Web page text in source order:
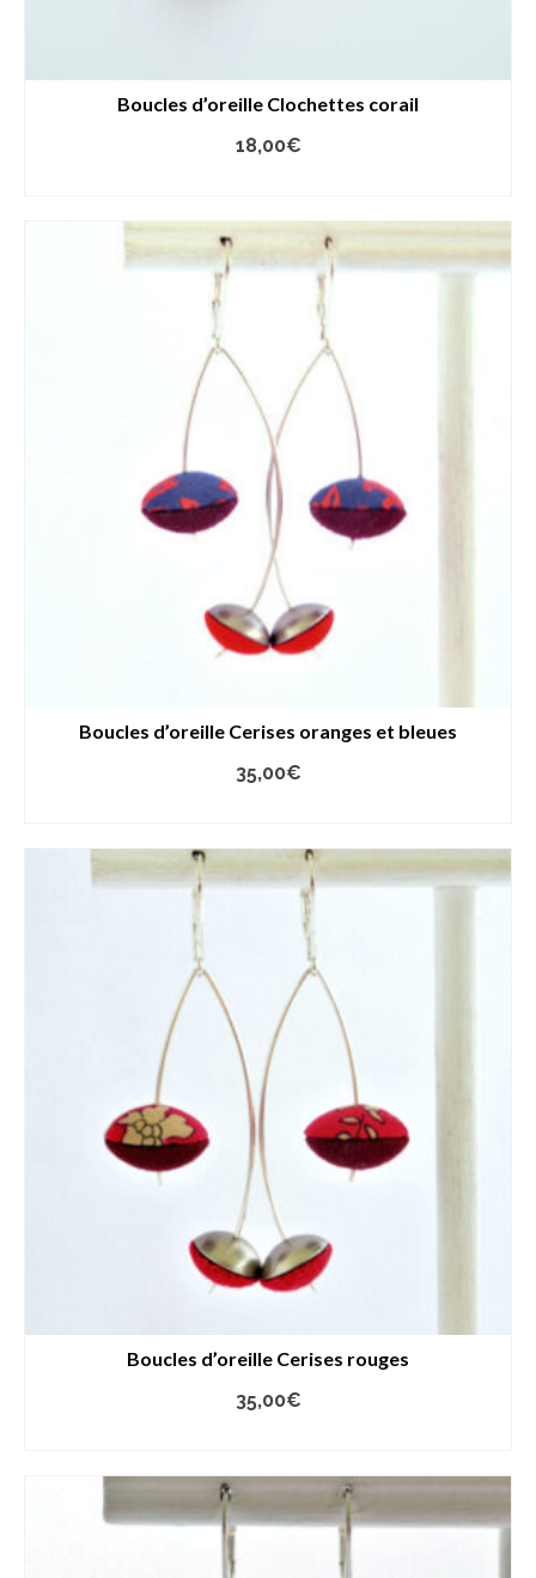
Boucles d’oreille Clochettes corail
18,00€
Boucles d’oreille Cerises oranges et bleues
35,00€
Boucles d’oreille Cerises rouges
35,00€